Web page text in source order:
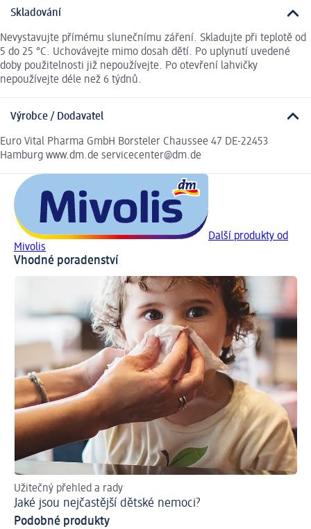
Skladování
Nevystavujte přímému slunečnímu záření. Skladujte při teplotě od
5 do 25 °C. Uchovávejte mimo dosah dětí. Po uplynutí uvedené
doby použitelnosti již nepoužívejte. Po otevření lahvičky
nepoužívejte déle než 6 týdnů.
Výrobce / Dodavatel
Euro Vital Pharma GmbH Borsteler Chaussee 47 DE-22453
Hamburg www.dm.de servicecenter@dm.de
Další produkty od
Mivolis
Vhodné poradenství
Užitečný přehled a rady
Jaké jsou nejčastější dětské nemoci?
Podobné produkty